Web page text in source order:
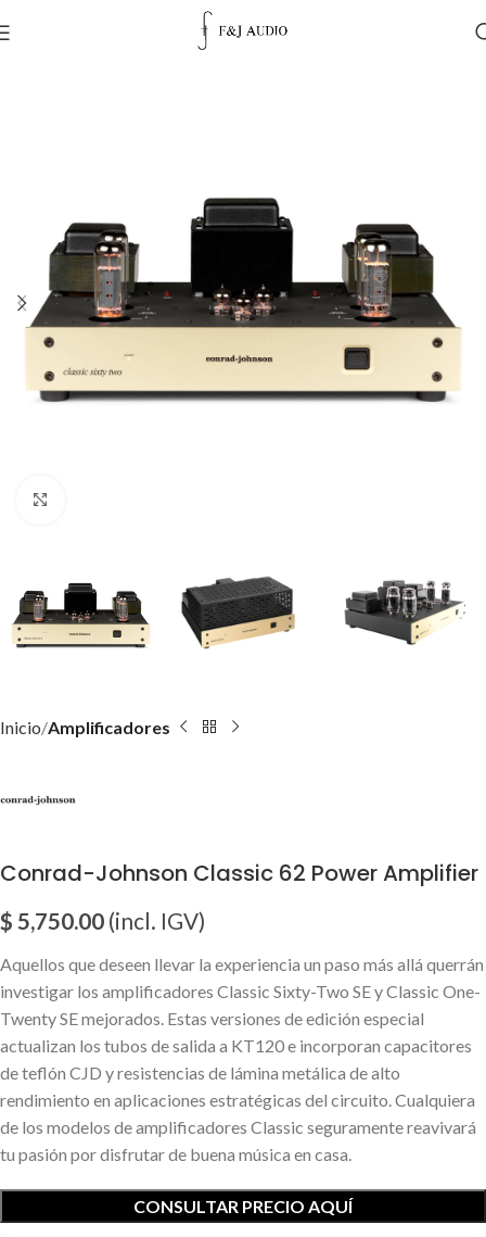
Inicio Amplificadores
Conrad-Johnson Classic 62 Power Amplifier
$ 5,750.00 (incl. IGV)
Aquellos que deseen llevar la experiencia un paso más allá querrán
investigar los amplificadores Classic Sixty-Two SE y Classic One-
Twenty SE mejorados. Estas versiones de edición especial
actualizan los tubos de salida a KT120 e incorporan capacitores
de teflón CJD y resistencias de lámina metálica de alto
rendimiento en aplicaciones estratégicas del circuito. Cualquiera
de los modelos de amplificadores Classic seguramente reavivará
tu pasión por disfrutar de buena música en casa.
CONSULTAR PRECIO AQUÍ